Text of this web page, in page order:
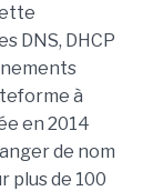
DNS, DHCP
à
en 2014
de nom
plus de 100